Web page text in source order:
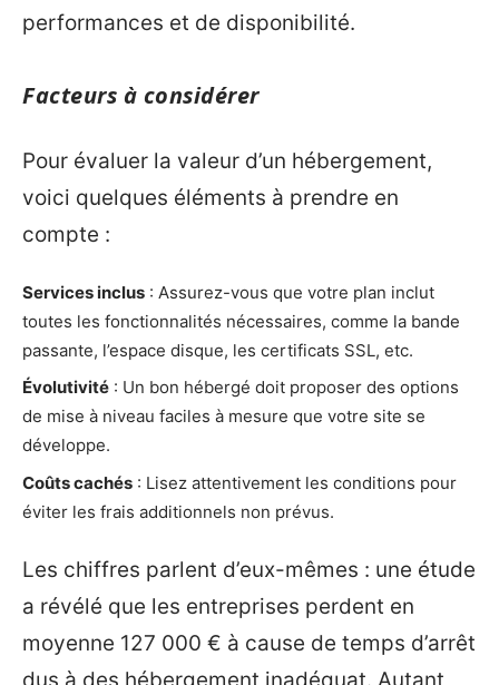
performances et de disponibilité.
Facteurs à considérer
Pour évaluer la valeur d’un hébergement,
voici quelques éléments à prendre en
compte :
Services inclus : Assurez-vous que votre plan inclut
toutes les fonctionnalités nécessaires, comme la bande
passante, l’espace disque, les certificats SSL, etc.
Évolutivité : Un bon hébergé doit proposer des options
de mise à niveau faciles à mesure que votre site se
développe.
Coûts cachés : Lisez attentivement les conditions pour
éviter les frais additionnels non prévus.
Les chiffres parlent d’eux-mêmes : une étude
a révélé que les entreprises perdent en
moyenne 127 000 € à cause de temps d’arrêt